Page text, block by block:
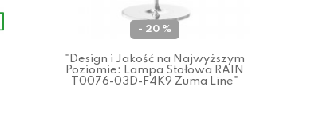
- 20 %
"Design i Jakość na Najwyższym
Poziomie: Lampa Stołowa RAIN
T0076-03D-F4K9 Zuma Line"